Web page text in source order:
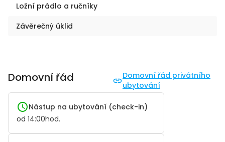
Ložní prádlo a ručníky
Závěrečný úklid
Domovní řád
Domovní řád privátního
ubytování
Nástup na ubytování (check-in)
od 14:00hod.